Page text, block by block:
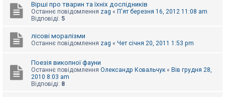
Т
м
б
в
д
Вірші про тварин та їхніх дослідників
Останнє повідомлення zag « П'ят березня 16, 2012 11:08 am
Відповіді: 5
лісові моралізми
Останнє повідомлення zag « Чет січня 20, 2011 1:53 pm
Поезія викопної фауни
Останнє повідомлення Олександр Ковальчук « Вів грудня 28,
2010 8:03 am
Відповіді: 8